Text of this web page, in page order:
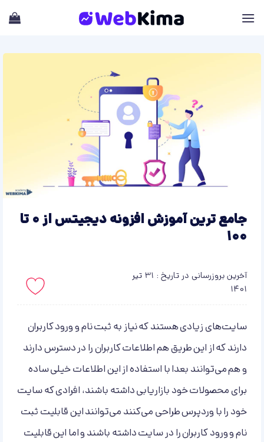
جامع ترین آموزش افزونه دیجیتس از 0 تا
100
آخرین بروزرسانی در تاریخ : 31 تیر
1401
سایت‌های زیادی هستند که نیاز به ثبت نام و ورود کاربران
دارند که از این طریق هم اطلاعات کاربران را در دسترس دارند
و هم می‌توانند بعدا با استفاده از این اطلاعات خیلی ساده
برای محصولات خود بازاریابی داشته باشند، افرادی که سایت
خود را با وردپرس طراحی می‌کنند می‌توانند این قابلیت ثبت
نام و ورود کاربران را در سایت داشته باشند و اما این قابلیت